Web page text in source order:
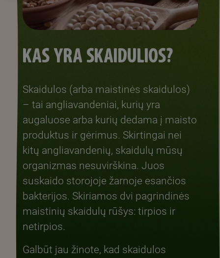
KAS YRA SKAIDULIOS?
Skaidulos (arba maistinės skaidulos)
– tai angliavandeniai, kurių yra
augaluose arba kurių dedama į maisto
produktus ir gėrimus. Skirtingai nei
kitų angliavandenių, skaidulų mūsų
organizmas nesuvirškina. Juos
suskaido storojoje žarnoje esančios
bakterijos. Skiriamos dvi pagrindinės
maistinių skaidulų rūšys: tirpios ir
netirpios.
Galbūt jau žinote, kad skaidulos